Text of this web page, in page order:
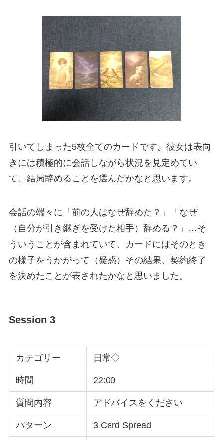
引いてしまった5枚全てのカードです。彼女は表向
きには積極的に会話しながら状況を見定めてい
て、結局辞めることを選んだかなと思います。
会話の端々に「前の人はなぜ辞めた？」「なぜ
（自分が引き継ぎを受けた相手）辞める？」…そ
ういうことが含まれていて、カードにはそのとき
の様子をうかがって（疑惑）その結果、契約終了
を決めたことが表されたかなと思いました。
Session 3
カテゴリー 日常◇
時間 22:00
質問内容 アドバイスをください
パターン 3 Card Spread